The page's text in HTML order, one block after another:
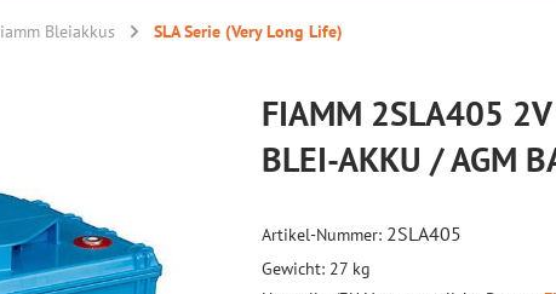
Bleiakkus SLA Serie (Very Long Life)
FIAMM 2SLA405
BLEI-AKKU / AGM
Artikel-Nummer: 2SLA405
Gewicht: 27 kg